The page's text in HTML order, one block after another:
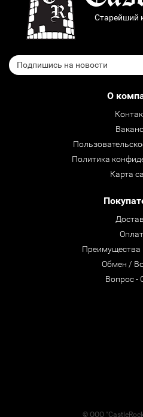
Старейший
О
Политика
Карта
Преимущества
Обмен /
Вопрос -
© ООО